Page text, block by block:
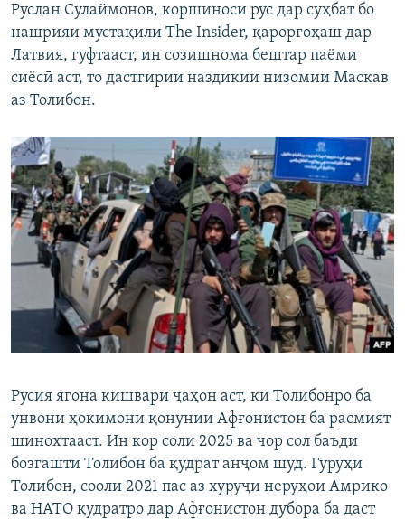
Руслан Сулаймонов, коршиноси рус дар суҳбат бо
нашрияи мустақили The Insider, қароргоҳаш дар
Латвия, гуфтааст, ин созишнома бештар паёми
сиёсӣ аст, то дастгирии наздикии низомии Маскав
аз Толибон.
Русия ягона кишвари ҷаҳон аст, ки Толибонро ба
унвони ҳокимони қонунии Афғонистон ба расмият
шинохтааст. Ин кор соли 2025 ва чор сол баъди
бозгашти Толибон ба қудрат анҷом шуд. Гуруҳи
Толибон, сооли 2021 пас аз хуруҷи неруҳои Амрико
ва НАТО қудратро дар Афғонистон дубора ба даст